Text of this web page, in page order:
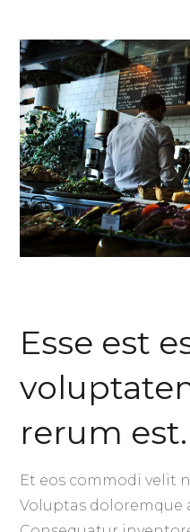
Esse est
rerum est.
Et eos commodi velit
Voluptas doloremque